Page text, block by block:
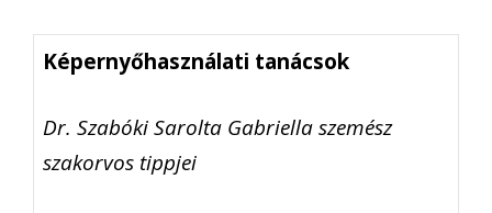
Képernyőhasználati tanácsok
Dr. Szabóki Sarolta Gabriella szemész
szakorvos tippjei